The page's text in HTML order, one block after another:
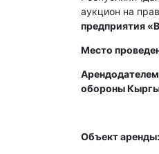
аукцион на
предприятия
Место
обороны
Объект аренды: